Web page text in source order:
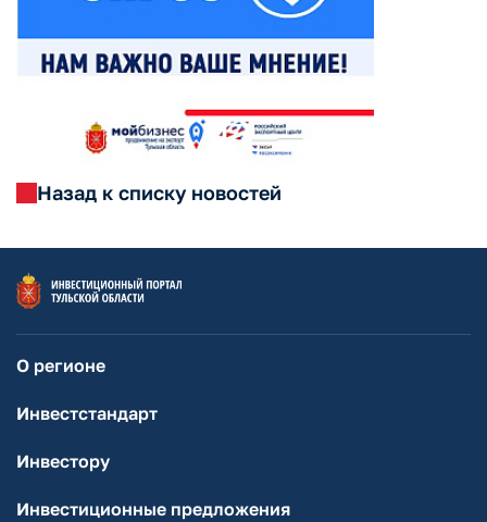
Назад к списку новостей
О регионе
Инвестстандарт
Инвестору
Инвестиционные предложения